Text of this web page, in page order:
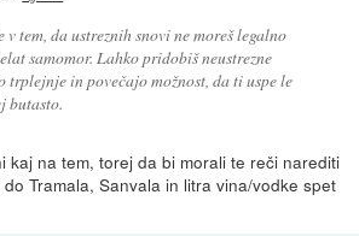
tem, da ustreznih snovi ne moreš legalno
samomor. Lahko pridobiš neustrezne
trplejnje in povečajo možnost, da ti uspe le
butasto.
kaj na tem, torej da bi morali te reči narediti
Tramala, Sanvala in litra vina/vodke spet